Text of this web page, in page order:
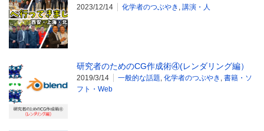
2023/12/14 化学者のつぶやき , 講演・人
研究者のためのCG作成術④(レンダリング編）
2019/3/14 一般的な話題, 化学者のつぶやき , 書籍・ソ
フト・Web